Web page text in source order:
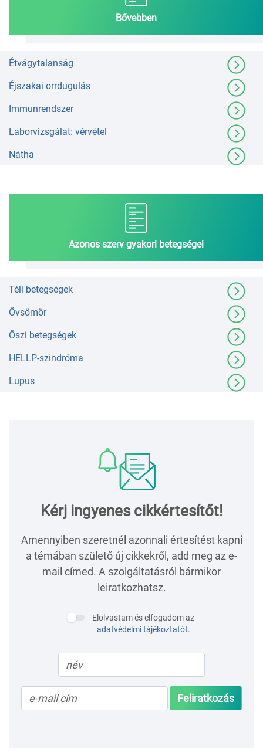
Bővebben
Étvágytalanság
Éjszakai orrdugulás
Immunrendszer
Laborvizsgálat: vérvétel
Nátha
Azonos szerv gyakori betegségei
Téli betegségek
Övsömör
Őszi betegségek
HELLP-szindróma
Lupus
Kérj ingyenes cikkértesítőt!
Amennyiben szeretnél azonnali értesítést kapni
a témában születő új cikkekről, add meg az e-
mail címed. A szolgáltatásról bármikor
leiratkozhatsz.
Elolvastam és elfogadom az
adatvédelmi tájékoztatót.
Feliratkozás